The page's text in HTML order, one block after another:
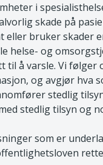
i
skade på
eller bruker skader
helse- og
til å varsle. Vi følger
og avgjør hva
stedlig
stedlig tilsyn og
som er